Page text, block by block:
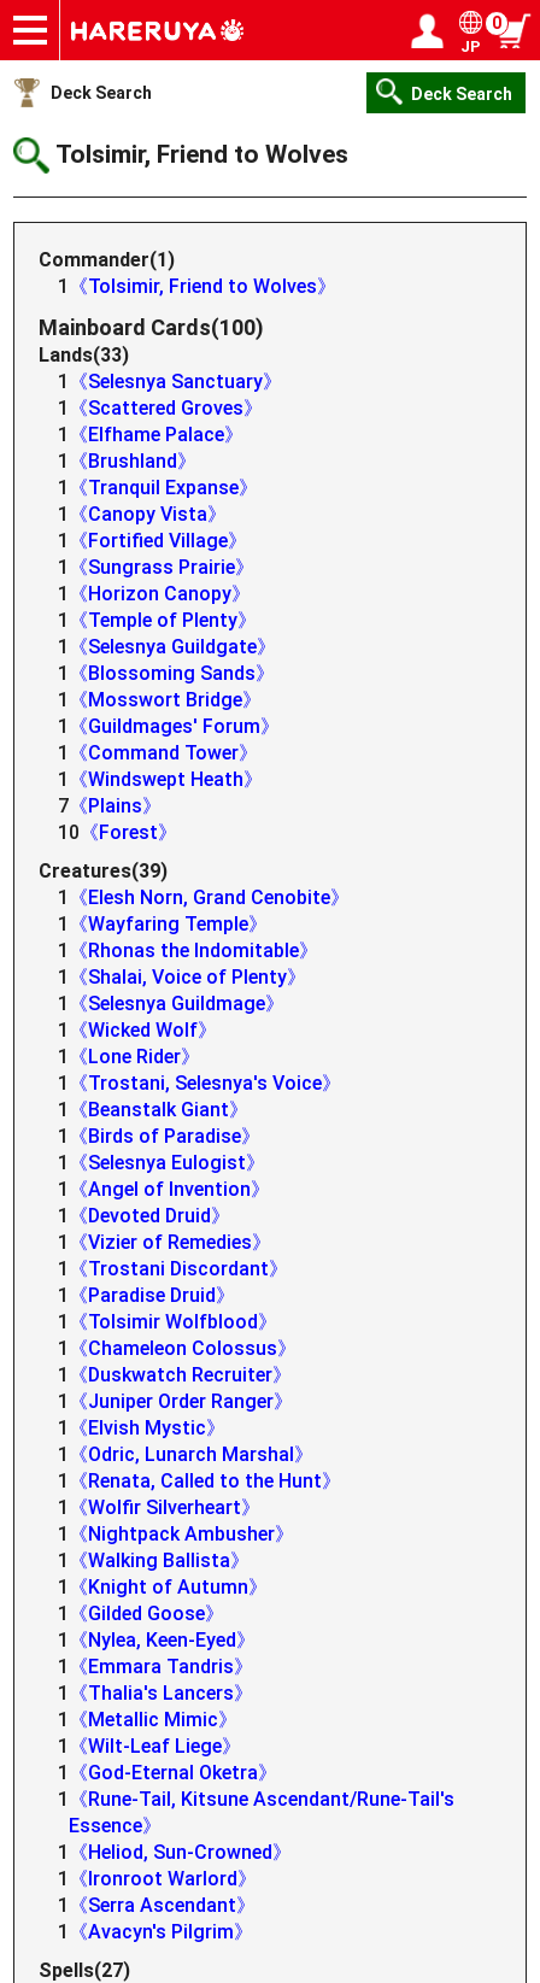
Onlineshop
Articles
Deck Search
Sponsored Players
Shop Info
Event Schedule
Help
Contact
JP
0
Deck Search Deck Search
Tolsimir, Friend to Wolves
Commander(1)
1
《Tolsimir, Friend to Wolves》
Mainboard Cards(100)
Lands(33)
1
《Selesnya Sanctuary》
1
《Scattered Groves》
1
《Elfhame Palace》
1
《Brushland》
1
《Tranquil Expanse》
1
《Canopy Vista》
1
《Fortified Village》
1
《Sungrass Prairie》
1
《Horizon Canopy》
1
《Temple of Plenty》
1
《Selesnya Guildgate》
1
《Blossoming Sands》
1
《Mosswort Bridge》
1
《Guildmages' Forum》
1
《Command Tower》
1
《Windswept Heath》
7 《Plains》
10 《Forest》
Creatures(39)
1
《Elesh Norn, Grand Cenobite》
1
《Wayfaring Temple》
1
《Rhonas the Indomitable》
1
《Shalai, Voice of Plenty》
1
《Selesnya Guildmage》
1
《Wicked Wolf》
1
《Lone Rider》
1
《Trostani, Selesnya's Voice》
1
《Beanstalk Giant》
1
《Birds of Paradise》
1
《Selesnya Eulogist》
1
《Angel of Invention》
1
《Devoted Druid》
1
《Vizier of Remedies》
1
《Trostani Discordant》
1
《Paradise Druid》
1
《Tolsimir Wolfblood》
1
《Chameleon Colossus》
1
《Duskwatch Recruiter》
1
《Juniper Order Ranger》
1
《Elvish Mystic》
1
《Odric, Lunarch Marshal》
1
《Renata, Called to the Hunt》
1
《Wolfir Silverheart》
1
《Nightpack Ambusher》
1
《Walking Ballista》
1
《Knight of Autumn》
1
《Gilded Goose》
1
《Nylea, Keen-Eyed》
1
《Emmara Tandris》
1
《Thalia's Lancers》
1
《Metallic Mimic》
1
《Wilt-Leaf Liege》
1
《God-Eternal Oketra》
1
《Rune-Tail, Kitsune Ascendant/Rune-Tail's
Essence》
1
《Heliod, Sun-Crowned》
1
《Ironroot Warlord》
1
《Serra Ascendant》
1
《Avacyn's Pilgrim》
Spells(27)